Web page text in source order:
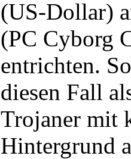
(US-Dollar)
(PC Cyborg
entrichten.
diesen Fall
Trojaner mit
Hintergrund